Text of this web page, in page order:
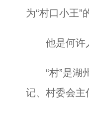
为“村口小王”
他是何许
“村”是湖州
记、村委会主